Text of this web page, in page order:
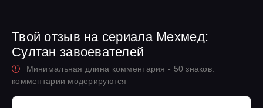
Твой отзыв на сериала Мехмед:
Султан завоевателей
Минимальная длина комментария - 50 знаков.
комментарии модерируются